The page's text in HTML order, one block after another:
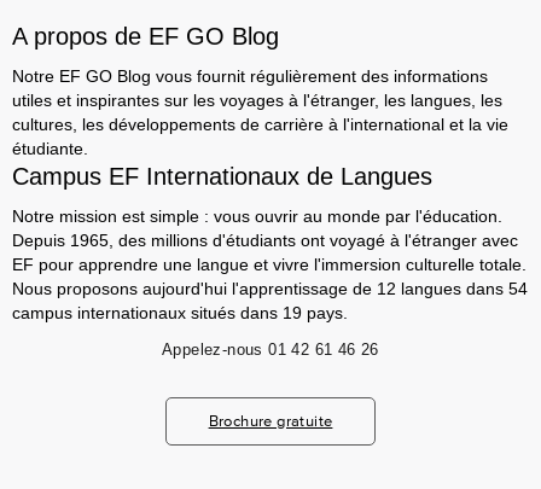
A propos de EF GO Blog
Notre EF GO Blog vous fournit régulièrement des informations
utiles et inspirantes sur les voyages à l'étranger, les langues, les
cultures, les développements de carrière à l'international et la vie
étudiante.
Campus EF Internationaux de Langues
Notre mission est simple : vous ouvrir au monde par l'éducation.
Depuis 1965, des millions d'étudiants ont voyagé à l'étranger avec
EF pour apprendre une langue et vivre l'immersion culturelle totale.
Nous proposons aujourd'hui l'apprentissage de 12 langues dans 54
campus internationaux situés dans 19 pays.
Appelez-nous 01 42 61 46 26
Brochure gratuite